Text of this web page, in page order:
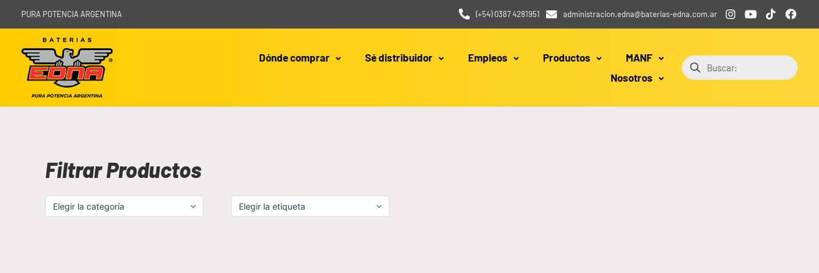
PURA POTENCIA ARGENTINA (+54) 0387 4281951 administracion.edna@baterias-edna.com.ar
Dónde comprar Sé distribuidor Empleos Productos
MANF
Nosotros
Filtrar Productos